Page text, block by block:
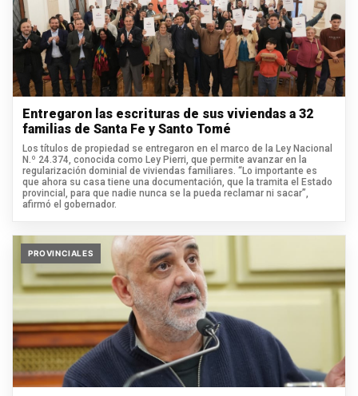
Entregaron las escrituras de sus viviendas a 32
familias de Santa Fe y Santo Tomé
Los títulos de propiedad se entregaron en el marco de la Ley Nacional
N.º 24.374, conocida como Ley Pierri, que permite avanzar en la
regularización dominial de viviendas familiares. “Lo importante es
que ahora su casa tiene una documentación, que la tramita el Estado
provincial, para que nadie nunca se la pueda reclamar ni sacar”,
afirmó el gobernador.
PROVINCIALES